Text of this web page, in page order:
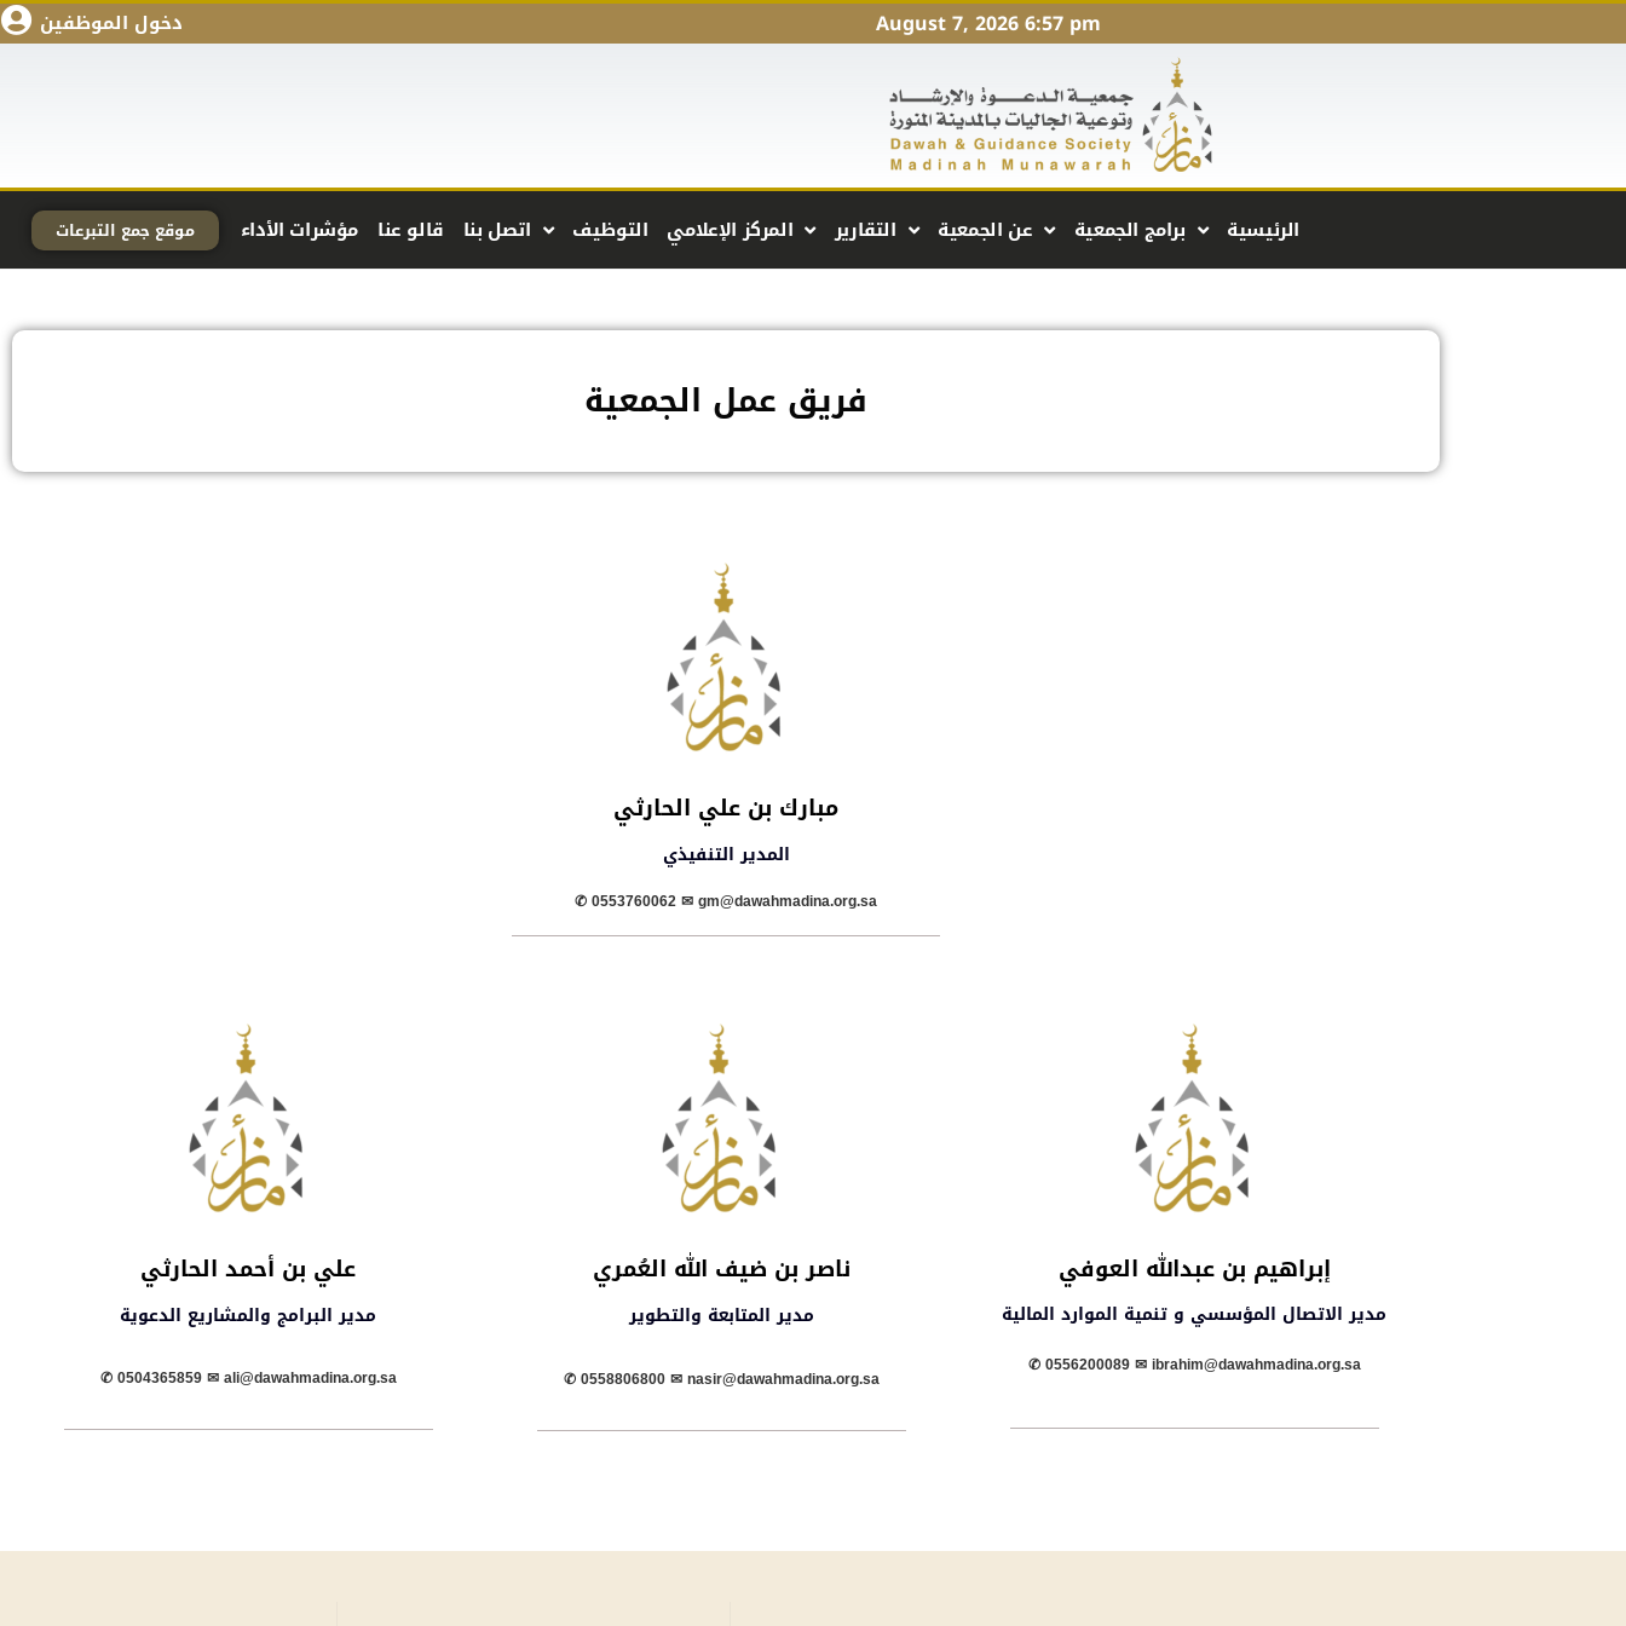
دخول الموظفين August 7, 2026 6:57 pm
موقع جمع التبرعات مؤشرات الأداء قالو عنا اتصل بنا التوظيف المركز الإعلامي التقارير عن الجمعية برامج الجمعية الرئيسية
فريق عمل الجمعية
مبارك بن علي الحارثي
المدير التنفيذي
✆ 0553760062 ✉︎ gm@dawahmadina.org.sa
علي بن أحمد الحارثي
مدير البرامج والمشاريع الدعوية
✆ 0504365859 ✉︎ ali@dawahmadina.org.sa
ناصر بن ضيف الله العُمري
مدير المتابعة والتطوير
✆ 0558806800 ✉︎ nasir@dawahmadina.org.sa
إبراهيم بن عبدالله العوفي
مدير الاتصال المؤسسي و تنمية الموارد المالية
✆ 0556200089 ✉︎ ibrahim@dawahmadina.org.sa